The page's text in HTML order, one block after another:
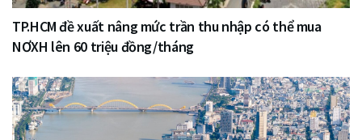
TP.HCM đề xuất nâng mức trần thu nhập có thể mua
NƠXH lên 60 triệu đồng/tháng